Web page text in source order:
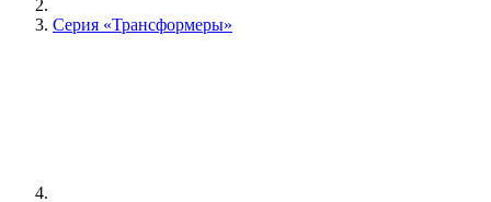
Серия «Трансформеры»